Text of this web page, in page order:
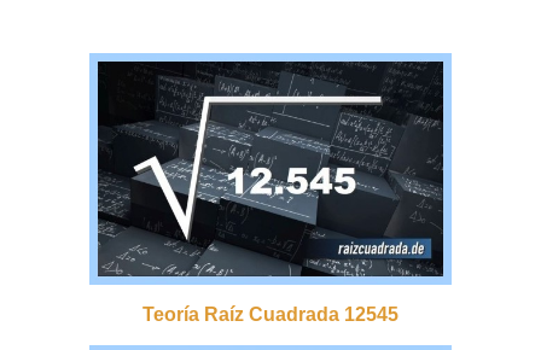
Teoría Raíz Cuadrada 12545